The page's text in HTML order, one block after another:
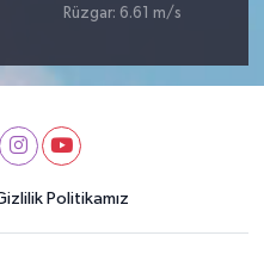
Rüzgar: 6.61 m/s
Politikamız